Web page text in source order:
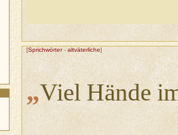
[Sprichwörter- altväterliche]
„Viel Hände